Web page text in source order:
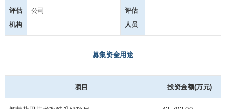
评估
机构
公司
评估
人员
募集资金用途
项目 投资金额(万元)